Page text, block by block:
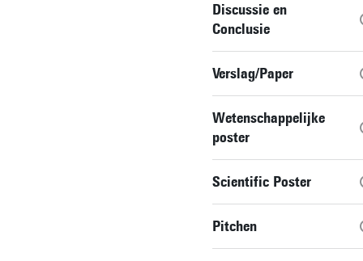
Discussie en
Conclusie
Verslag/Paper
Wetenschappelijke
poster
Scientific Poster
Pitchen